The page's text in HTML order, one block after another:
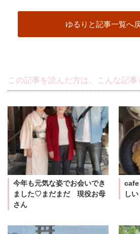
ゆるりと記事一覧へ
この記事を読んだ方は、こんな記
今年も元気な姿でお会いでき
ました♡まだまだ 現役お母
さん
cafe
し